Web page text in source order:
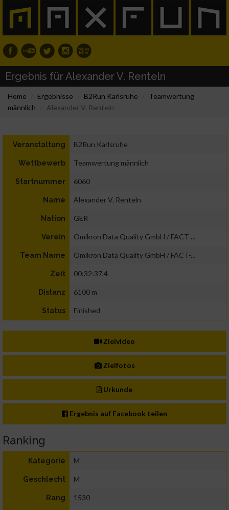
Ergebnis für Alexander V. Renteln
Home Ergebnisse B2Run Karlsruhe
Teamwertung
männlich
Alexander V. Renteln
Veranstaltung B2Run Karlsruhe
Wettbewerb Teamwertung männlich
Startnummer 6060
Name Alexander V. Renteln
Nation GER
Verein Omikron Data Quality GmbH / FACT-...
Team Name Omikron Data Quality GmbH / FACT-...
Zeit 00:32:37.4
Distanz 6100 m
Status Finished
Zielvideo
Zielfotos
Urkunde
Ergebnis auf Facebook teilen
Ranking
Kategorie M
Geschlecht M
Rang 1530